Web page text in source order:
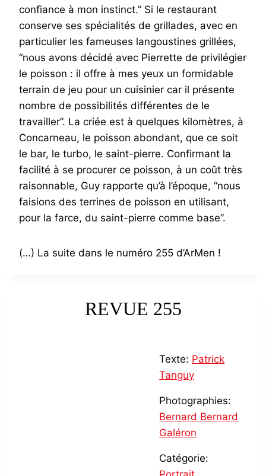
confiance à mon instinct.” Si le restaurant
conserve ses spécialités de grillades, avec en
particulier les fameuses langoustines grillées,
“nous avons décidé avec Pierrette de privilégier
le poisson : il offre à mes yeux un formidable
terrain de jeu pour un cuisinier car il présente
nombre de possibilités différentes de le
travailler”. La criée est à quelques kilomètres, à
Concarneau, le poisson abondant, que ce soit
le bar, le turbo, le saint-pierre. Confirmant la
facilité à se procurer ce poisson, à un coût très
raisonnable, Guy rapporte qu’à l’époque, “nous
faisions des terrines de poisson en utilisant,
pour la farce, du saint-pierre comme base”.
(…) La suite dans le numéro 255 d’ArMen !
REVUE 255
Texte: Patrick
Tanguy
Photographies:
Bernard Bernard
Galéron
Catégorie: